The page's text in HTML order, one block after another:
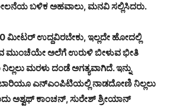
ಬಳಿಕ ಅಹವಾಲು, ಮನವಿ ಸಲ್ಲಿಸಿದರು.
ಮೀಟರ್ ಉದ್ದವಿರಬೇಕು, ಇಲ್ಲದೇ ಹೋದಲ್ಲಿ
ಮುಂಚೆಯೇ ಅಲೆಗೆ ಉರುಳಿ ಬೀಳುವ ಭೀತಿ
ಮರಳು ದಂಡೆ ಅಗತ್ಯವಾಗಿದೆ. ಇನ್ನು
ಎನ್‌ಎಂಪಿಟಿಯಲ್ಲಿ ನಾಡದೋಣಿ ನಿಲ್ಲಲು
ಅಶ್ವಥ್ ಕಾಂಚನ್, ಸುರೇಶ್ ಶ್ರೀಯಾನ್